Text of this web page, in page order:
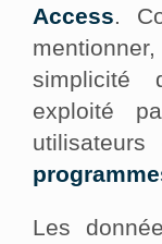
Access.
simplicité
exploité
Les